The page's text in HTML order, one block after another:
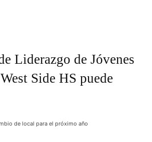
Liderazgo de Jóvenes
Side HS puede
de local para el próximo año